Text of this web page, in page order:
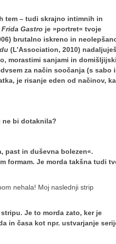
tem – tudi skrajno intimnih in
Frida Gastro je »portret« tvoje
brutalno iskreno in
(L’Association, 2010)
morastimi sanjami in
za način soočanja (s sabo
je risanje eden od načinov,
ne bi dotaknila?
past in duševna bolezen«.
formam. Je morda takšna tudi
nehala! Moj naslednji strip
Je to morda zato, ker je
in časa kot npr. ustvarjanje